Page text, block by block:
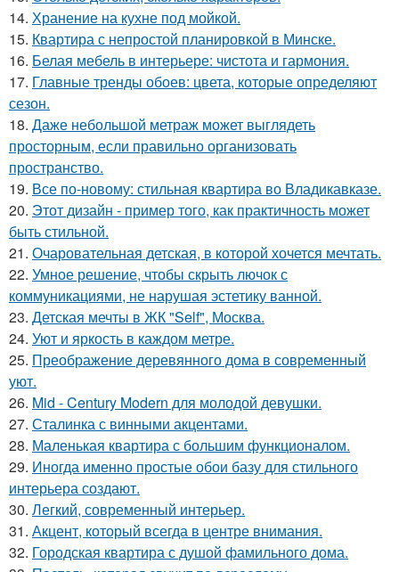
14. Хранение на кухне под мойкой.
15. Квартира с непростой планировкой в Минске.
16. Белая мебель в интерьере: чистота и гармония.
17. Главные тренды обоев: цвета, которые определяют
сезон.
18. Даже небольшой метраж может выглядеть
просторным, если правильно организовать
пространство.
19. Все по-новому: стильная квартира во Владикавказе.
20. Этот дизайн - пример того, как практичность может
быть стильной.
21. Очаровательная детская, в которой хочется мечтать.
22. Умное решение, чтобы скрыть лючок с
коммуникациями, не нарушая эстетику ванной.
23. Детская мечты в ЖК "Self", Москва.
24. Уют и яркость в каждом метре.
25. Преображение деревянного дома в современный
уют.
26. Mid - Century Modern для молодой девушки.
27. Сталинка с винными акцентами.
28. Маленькая квартира с большим функционалом.
29. Иногда именно простые обои базу для стильного
интерьера создают.
30. Легкий, современный интерьер.
31. Акцент, который всегда в центре внимания.
32. Городская квартира с душой фамильного дома.